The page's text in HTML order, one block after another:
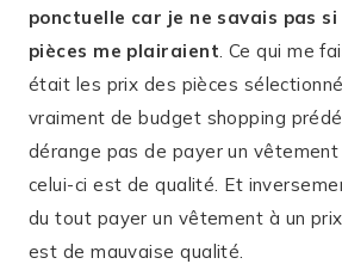
ponctuelle car je ne savais pas
pièces me plairaient. Ce qui me
était les prix des pièces
vraiment de budget shopping
dérange pas de payer un vêtement
celui-ci est de qualité. Et
du tout payer un vêtement à un
est de mauvaise qualité.